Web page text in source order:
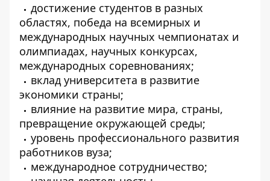
достижение студентов в разных
областях, победа на всемирных и
международных научных чемпионатах и ​​
олимпиадах, научных конкурсах,
международных соревнованиях;
вклад университета в развитие
экономики страны;
влияние на развитие мира, страны,
превращение окружающей среды;
уровень профессионального развития
работников вуза;
международное сотрудничество;